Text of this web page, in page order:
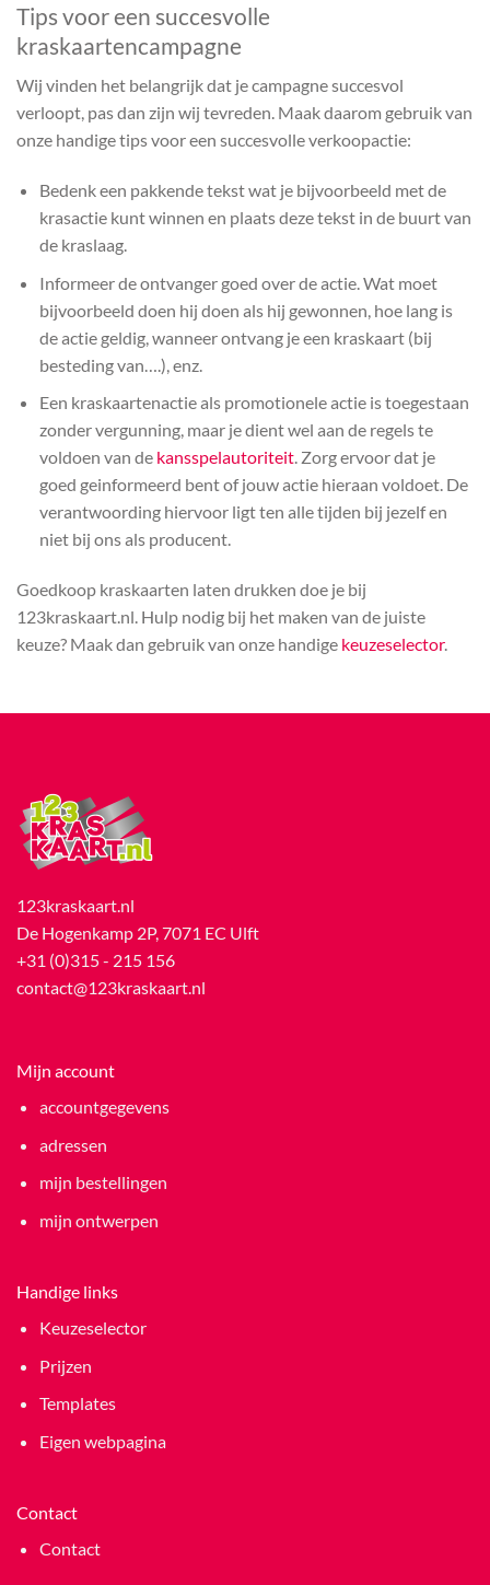
Tips voor een succesvolle
kraskaartencampagne
Wij vinden het belangrijk dat je campagne succesvol
verloopt, pas dan zijn wij tevreden. Maak daarom gebruik van
onze handige tips voor een succesvolle verkoopactie:
Bedenk een pakkende tekst wat je bijvoorbeeld met de
krasactie kunt winnen en plaats deze tekst in de buurt van
de kraslaag.
Informeer de ontvanger goed over de actie. Wat moet
bijvoorbeeld doen hij doen als hij gewonnen, hoe lang is
de actie geldig, wanneer ontvang je een kraskaart (bij
besteding van….), enz.
Een kraskaartenactie als promotionele actie is toegestaan
zonder vergunning, maar je dient wel aan de regels te
voldoen van de kansspelautoriteit. Zorg ervoor dat je
goed geinformeerd bent of jouw actie hieraan voldoet. De
verantwoording hiervoor ligt ten alle tijden bij jezelf en
niet bij ons als producent.
Goedkoop kraskaarten laten drukken doe je bij
123kraskaart.nl. Hulp nodig bij het maken van de juiste
keuze? Maak dan gebruik van onze handige keuzeselector.
123kraskaart.nl
De Hogenkamp 2P, 7071 EC Ulft
+31 (0)315 - 215 156
contact@123kraskaart.nl
Mijn account
accountgegevens
adressen
mijn bestellingen
mijn ontwerpen
Handige links
Keuzeselector
Prijzen
Templates
Eigen webpagina
Contact
Contact